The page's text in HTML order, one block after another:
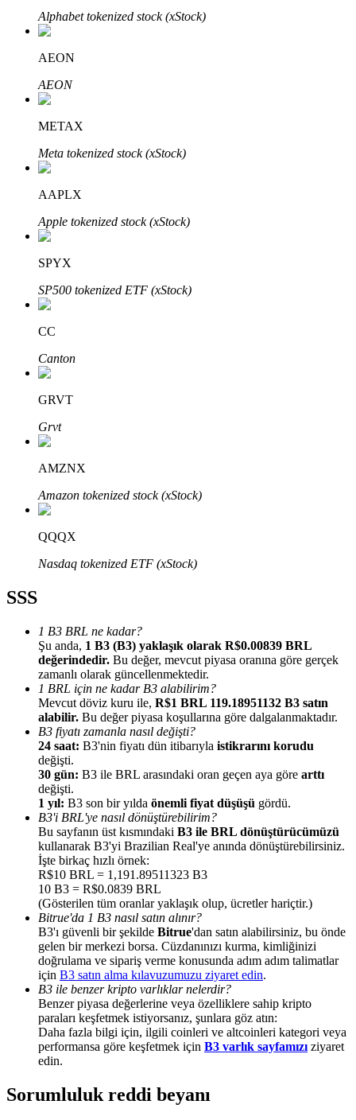
Uzun vadeli kâr ve esnek çıkarlar elde edin
Stake Etmeyi Öğrenin
Pasif gelir kazanma hakkında bilgi edinin
Bitrue Ortakları
Kullanıcı başına %65'e kadar komisyon!
Yönlendirme
Arkadaşını davet et, nakit ödüller kazan
BTC Welcome Rewards
BTC Welcome Rewards
Alphabet tokenized stock (xStock)
AEON
AEON
METAX
Meta tokenized stock (xStock)
AAPLX
Apple tokenized stock (xStock)
SPYX
SP500 tokenized ETF (xStock)
CC
Canton
GRVT
Grvt
AMZNX
Amazon tokenized stock (xStock)
QQQX
Nasdaq tokenized ETF (xStock)
SSS
1 B3 BRL ne kadar?
Şu anda, 1 B3 (B3) yaklaşık olarak R$0.00839 BRL
değerindedir. Bu değer, mevcut piyasa oranına göre gerçek
zamanlı olarak güncellenmektedir.
1 BRL için ne kadar B3 alabilirim?
Mevcut döviz kuru ile, R$1 BRL 119.18951132 B3 satın
alabilir. Bu değer piyasa koşullarına göre dalgalanmaktadır.
B3 fiyatı zamanla nasıl değişti?
24 saat: B3'nin fiyatı dün itibarıyla istikrarını korudu
değişti.
30 gün: B3 ile BRL arasındaki oran geçen aya göre arttı
değişti.
1 yıl: B3 son bir yılda önemli fiyat düşüşü gördü.
B3'i BRL'ye nasıl dönüştürebilirim?
Bu sayfanın üst kısmındaki B3 ile BRL dönüştürücümüzü
kullanarak B3'yi Brazilian Real'ye anında dönüştürebilirsiniz.
İşte birkaç hızlı örnek:
R$10 BRL = 1,191.89511323 B3
10 B3 = R$0.0839 BRL
(Gösterilen tüm oranlar yaklaşık olup, ücretler hariçtir.)
Bitrue'da 1 B3 nasıl satın alınır?
B3'ı güvenli bir şekilde Bitrue'dan satın alabilirsiniz, bu önde
gelen bir merkezi borsa. Cüzdanınızı kurma, kimliğinizi
doğrulama ve sipariş verme konusunda adım adım talimatlar
için B3 satın alma kılavuzumuzu ziyaret edin.
B3 ile benzer kripto varlıklar nelerdir?
Benzer piyasa değerlerine veya özelliklere sahip kripto
paraları keşfetmek istiyorsanız, şunlara göz atın:
Daha fazla bilgi için, ilgili coinleri ve altcoinleri kategori veya
performansa göre keşfetmek için B3 varlık sayfamızı ziyaret
edin.
Sorumluluk reddi beyanı